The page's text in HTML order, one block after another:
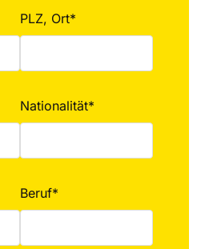
PLZ, Ort*
Nationalität*
Beruf*